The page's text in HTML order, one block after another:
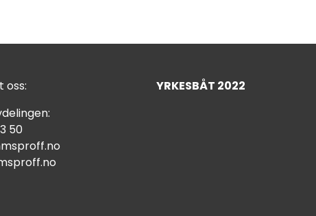
oss:
50
YRKESBÅT 2022